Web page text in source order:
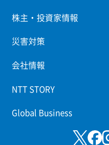
株主・投資家情報
災害対策
会社情報
NTT STORY
Global Business